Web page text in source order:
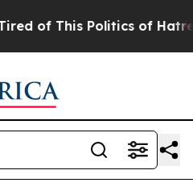
This Politics of Hatred”